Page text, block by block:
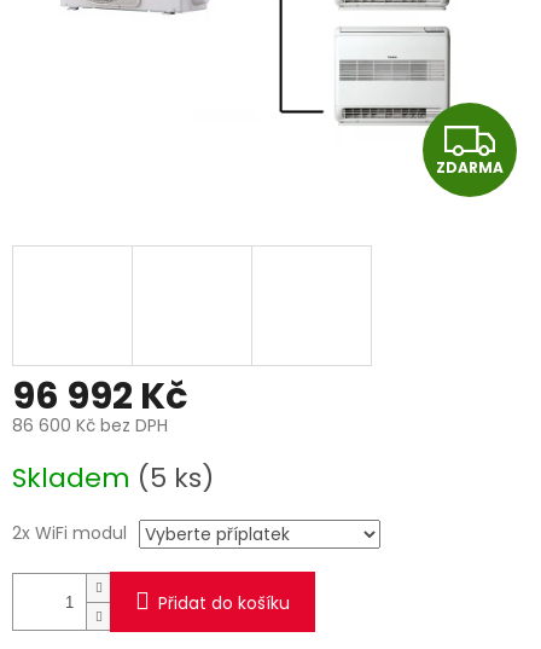
Z
D
ZDARMA
96 992 Kč
86 600 Kč bez DPH
cena:
Skladem (5 ks)
2x WiFi modul
Přidat do košíku